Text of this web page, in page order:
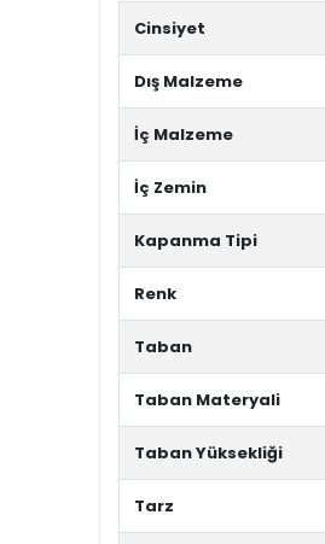
Cinsiyet
Dış Malzeme
İç Malzeme
İç Zemin
Kapanma Tipi
Renk
Taban
Taban Materyali
Taban Yüksekliği
Tarz